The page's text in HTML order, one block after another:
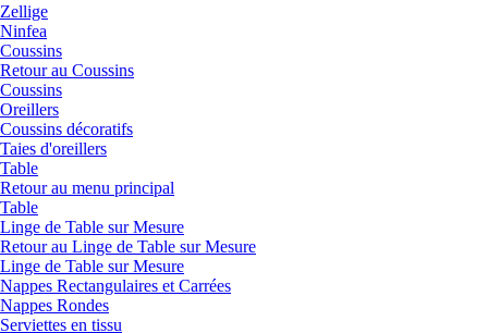
Zellige
Ninfea
Coussins
Retour au Coussins
Coussins
Oreillers
Coussins décoratifs
Taies d'oreillers
Table
Retour au menu principal
Table
Linge de Table sur Mesure
Retour au Linge de Table sur Mesure
Linge de Table sur Mesure
Nappes Rectangulaires et Carrées
Nappes Rondes
Serviettes en tissu